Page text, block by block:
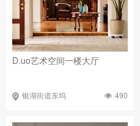
D.uo艺术空间一楼大厅
银湖街道东坞 490